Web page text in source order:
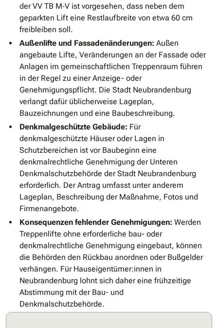
der VV TB M‐V ist vorgesehen, dass neben dem
geparkten Lift eine Restlaufbreite von etwa 60 cm
freibleiben soll.
Außenlifte und Fassadenänderungen: Außen
angebaute Lifte, Veränderungen an der Fassade oder
Anlagen im gemeinschaftlichen Treppenraum führen
in der Regel zu einer Anzeige- oder
Genehmigungspflicht. Die Stadt Neubrandenburg
verlangt dafür üblicherweise Lageplan,
Bauzeichnungen und eine Baubeschreibung.
Denkmalgeschützte Gebäude: Für
denkmalgeschützte Häuser oder Lagen in
Schutzbereichen ist vor Baubeginn eine
denkmalrechtliche Genehmigung der Unteren
Denkmalschutzbehörde der Stadt Neubrandenburg
erforderlich. Der Antrag umfasst unter anderem
Lageplan, Beschreibung der Maßnahme, Fotos und
Firmenangebote.
Konsequenzen fehlender Genehmigungen: Werden
Treppenlifte ohne erforderliche bau- oder
denkmalrechtliche Genehmigung eingebaut, können
die Behörden den Rückbau anordnen oder Bußgelder
verhängen. Für Hauseigentümer:innen in
Neubrandenburg lohnt sich daher eine frühzeitige
Abstimmung mit der Bau- und
Denkmalschutzbehörde.